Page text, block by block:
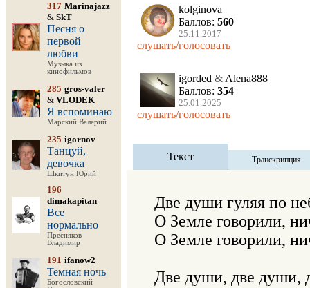
317 Marinajazz
& SkT
Песня о
первой
любви
Музыка из
кинофильмов
285 gros-valer
& VLODEK
Я вспоминаю
Марский Валерий
235 igornov
Танцуй,
девочка
Шкитун Юрий
196
dimakapitan
Все
нормально
Пресняков
Владимир
191 ifanow2
Темная ночь
Богословский
kolginova
Баллов: 560
25.11.2017
слушать/голосовать
igorded & Alena888
Баллов: 354
25.01.2025
слушать/голосовать
Текст Транскрипция
Две души гуляя по
О Земле говорили,
О Земле говорили,
Две души, две души,